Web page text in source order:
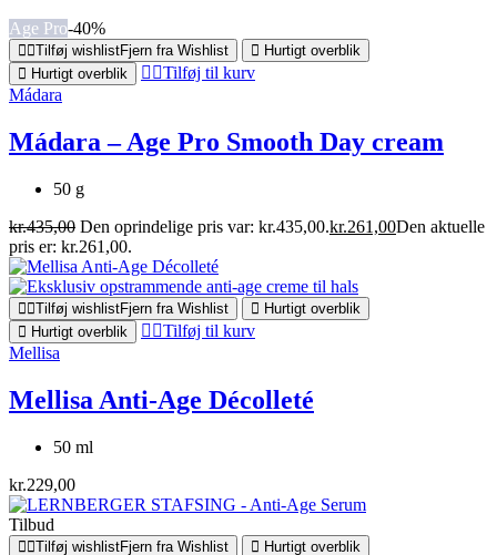
Age Pro-40%
Tilføj wishlistFjern fra Wishlist
Hurtigt overblik
Hurtigt overblik
Tilføj til kurv
Mádara
Mádara – Age Pro Smooth Day cream
50 g
kr.435,00 Den oprindelige pris var: kr.435,00.kr.261,00Den aktuelle
pris er: kr.261,00.
Tilføj wishlistFjern fra Wishlist
Hurtigt overblik
Hurtigt overblik
Tilføj til kurv
Mellisa
Mellisa Anti-Age Décolleté
50 ml
kr.229,00
Tilbud
Tilføj wishlistFjern fra Wishlist Hurtigt overblik